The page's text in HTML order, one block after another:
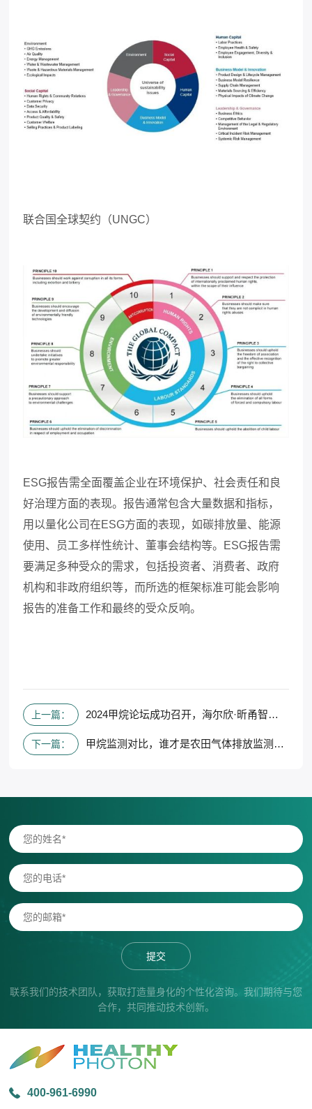
联合国全球契约（UNGC）
ESG报告需全面覆盖企业在环境保护、社会责任和良
好治理方面的表现。报告通常包含大量数据和指标，
用以量化公司在ESG方面的表现，如碳排放量、能源
使用、员工多样性统计、董事会结构等。 ESG报告需
要满足多种受众的需求，包括投资者、消费者、政府
机构和非政府组织等，而所选的框架标准可能会影响
报告的准备工作和最终的受众反响。
上一篇： 2024甲烷论坛成功召开，海尔欣·昕甬智测高精度甲烷气体分析仪亮相会场
下一篇： 甲烷监测对比，谁才是农田气体排放监测的利器？
提交
联系我们的技术团队，获取打造量身化的个性化咨询。我们期待与您
合作，共同推动技术创新。
400-961-6990